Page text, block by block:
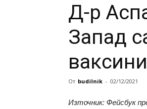
Д-р
Запад
От budilnik - 02/12/2021
Източник: Фейсбук